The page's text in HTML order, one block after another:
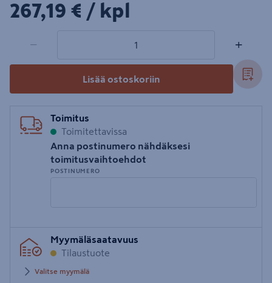
267,19€/kpl
267,19 € / kpl
− +
Lisää ostoskoriin
Toimitus
Toimitettavissa
Anna postinumero nähdäksesi
toimitusvaihtoehdot
POSTINUMERO
postinumero
Myymäläsaatavuus
Tilaustuote
Valitse myymälä